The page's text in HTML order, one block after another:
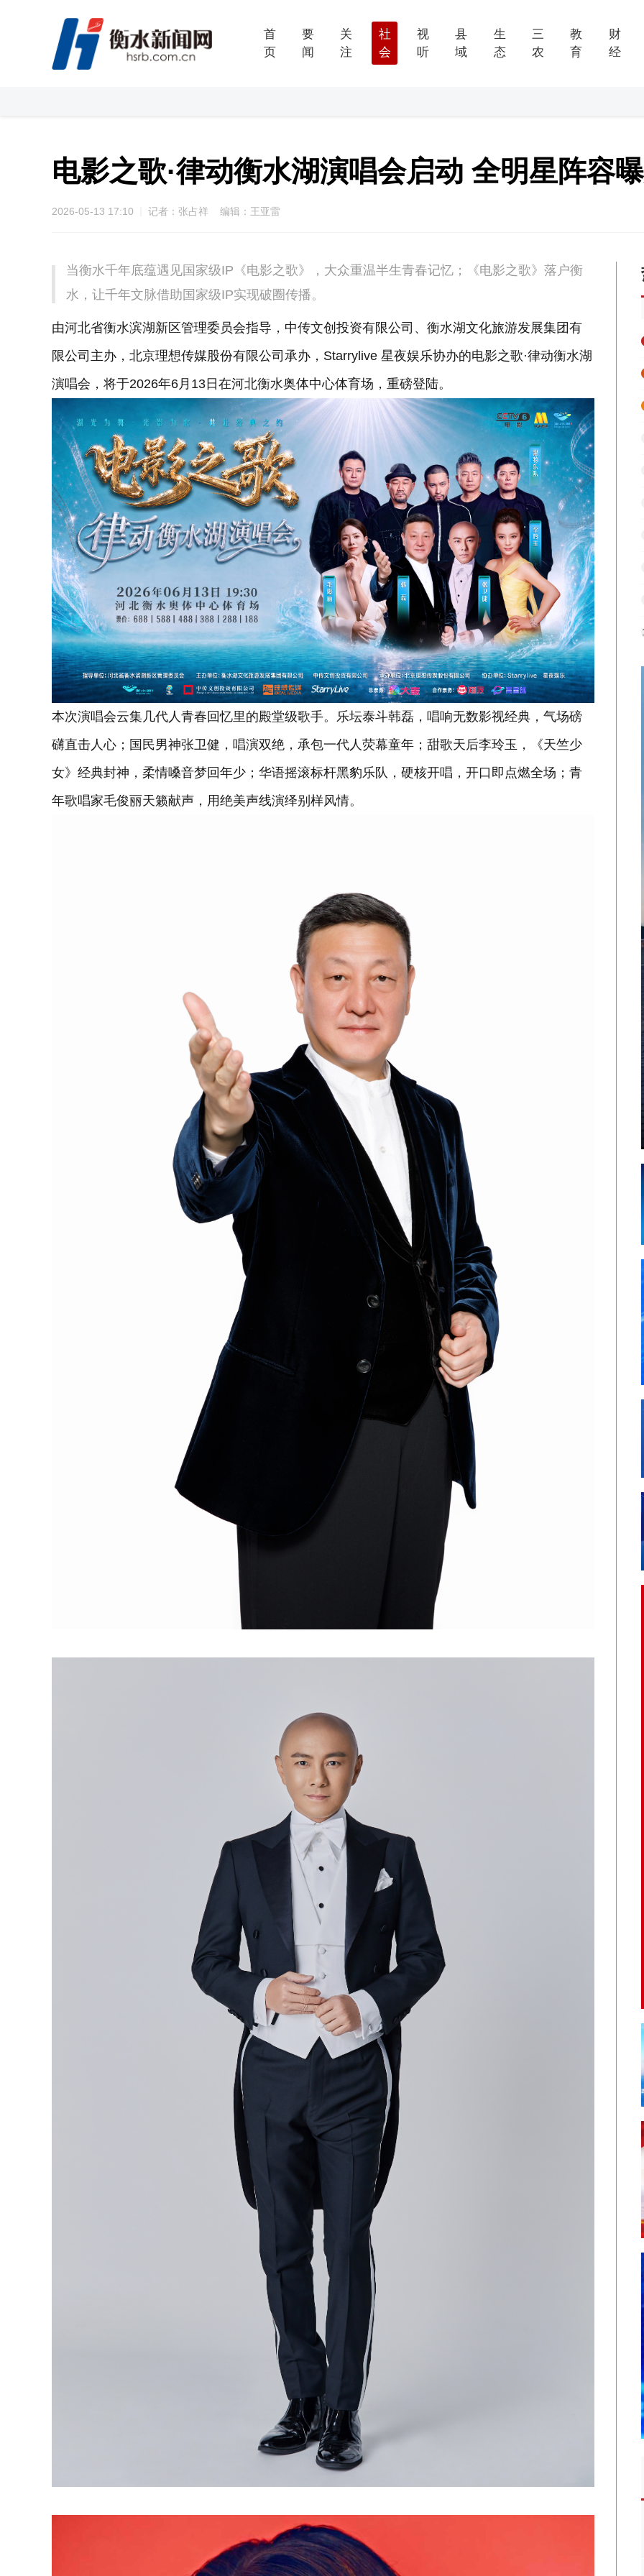
首
页
要
闻
关
注
社
会
视
听
县
域
生
态
三
农
教
育
财
经
电影之歌·律动衡水湖演唱会启动 全明星阵容
2026-05-13 17:10 记者：张占祥 编辑：王亚雷
当衡水千年底蕴遇见国家级IP《电影之歌》，大众重温半生青春记忆；《电影之歌》落户衡
水，让千年文脉借助国家级IP实现破圈传播。
由河北省衡水滨湖新区管理委员会指导，中传文创投资有限公司、衡水湖文化旅游发展集团有
限公司主办，北京理想传媒股份有限公司承办，Starrylive 星夜娱乐协办的电影之歌·律动衡水湖
演唱会，将于2026年6月13日在河北衡水奥体中心体育场，重磅登陆。
本次演唱会云集几代人青春回忆里的殿堂级歌手。乐坛泰斗韩磊，唱响无数影视经典，气场磅
礴直击人心；国民男神张卫健，唱演双绝，承包一代人荧幕童年；甜歌天后李玲玉，《天竺少
女》经典封神，柔情嗓音梦回年少；华语摇滚标杆黑豹乐队，硬核开唱，开口即点燃全场；青
年歌唱家毛俊丽天籁献声，用绝美声线演绎别样风情。